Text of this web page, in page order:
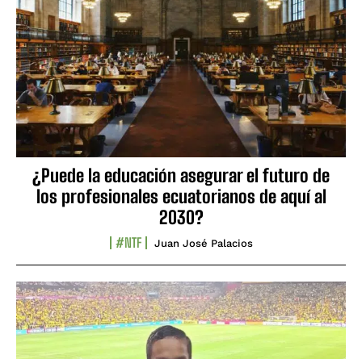
¿Puede la educación asegurar el futuro de
los profesionales ecuatorianos de aquí al
2030?
#NTF Juan José Palacios